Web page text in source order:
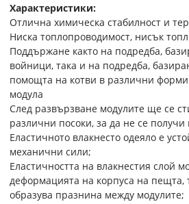
Характеристики:
Отлична химическа стабилност и
Ниска топлопроводимост, нисък
Поддържане както на подредба,
войници, така и на подредба,
помощта на котви в различни форми
модула
След развързване модулите ще се
различни посоки, за да не се
Еластичното влакнесто одеяло е
механични сили;
Еластичността на влакнестия слой
деформацията на корпуса на пещта,
образува празнина между модулите;